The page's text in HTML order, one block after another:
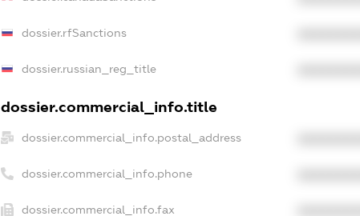
dossier.rfSanctions
dossier.russian_reg_title
dossier.commercial_info.title
dossier.commercial_info.postal_address
dossier.commercial_info.phone
dossier.commercial_info.fax